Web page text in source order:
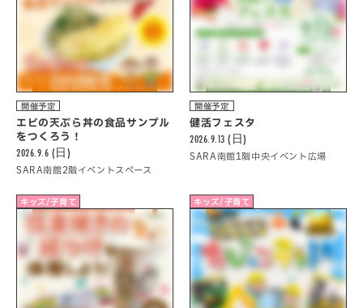
開催予定
エビの天ぷら丼の食品サンプル
をつくろう！
2026.9.6 (日)
SARA南館2階イベントスペース
開催予定
健活フェスタ
2026.9.13 (日)
SARA南館1階中央イベント広場
キッズ/子育て キッズ/子育て